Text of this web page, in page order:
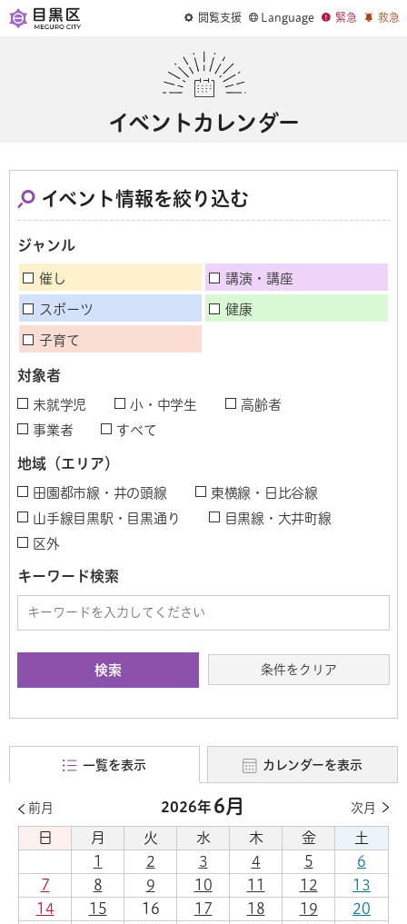
閲覧支援 Language 緊急 救急
イベントカレンダー
イベント情報を絞り込む
ジャンル
催し 講演・講座
スポーツ 健康
子育て
対象者
未就学児 小・中学生
高齢者
事業者
すべて
地域（エリア）
田園都市線・井の頭線
東横線・日比谷線
山手線目黒駅・目黒通り
目黒線・大井町線
区外
キーワード検索
条件をクリア
一覧を表示 カレンダーを表示
前月 2026年 6月 次月
日 月 火 水 木 金
土
1
2 3 4 5
6
7
8 9 10 11 12
13
14
15 16 17 18 19
20